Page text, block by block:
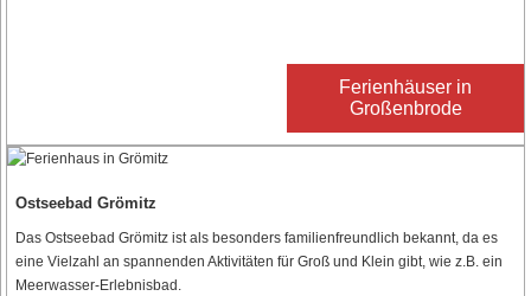
Ferienhäuser in
Großenbrode
Ostseebad Grömitz
Das Ostseebad Grömitz ist als besonders familienfreundlich bekannt, da es
eine Vielzahl an spannenden Aktivitäten für Groß und Klein gibt, wie z.B. ein
Meerwasser-Erlebnisbad.